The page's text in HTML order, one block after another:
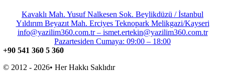
Kavaklı Mah. Yusuf Nalkesen Sok. Beylikdüzü / İstanbul
Yıldırım Beyazıt Mah. Erciyes Teknopark Melikgazi/Kayseri
info@yazilim360.com.tr – ismet.ertekin@yazilim360.com.tr
Pazartesiden Cumaya: 09:00 – 18:00
+90 541 360 5 360
© 2012 - 2026• Her Hakkı Saklıdır